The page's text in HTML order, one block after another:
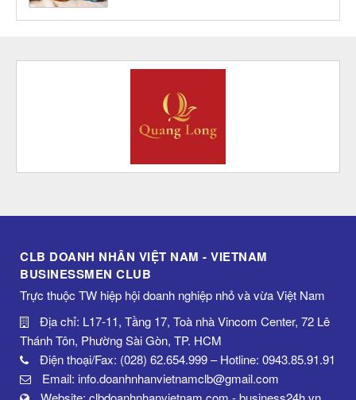
CLB DOANH NHÂN VIỆT NAM - VIETNAM
BUSINESSMEN CLUB
Trực thuộc TW hiệp hội doanh nghiệp nhỏ và vừa Việt Nam
Địa chỉ: L17-11, Tầng 17, Toà nhà Vincom Center, 72 Lê
Thánh Tôn, Phường Sài Gòn, TP. HCM
Điện thoại/Fax: (028) 62.654.999 – Hotline: 0943.85.91.91
Email: info.doanhnhanvietnamclb@gmail.com